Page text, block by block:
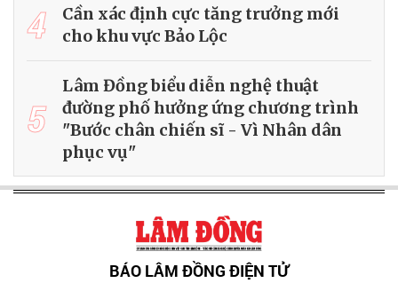
4
Cần xác định cực tăng trưởng mới
cho khu vực Bảo Lộc
5
Lâm Đồng biểu diễn nghệ thuật
đường phố hưởng ứng chương trình
"Bước chân chiến sĩ - Vì Nhân dân
phục vụ"
BÁO LÂM ĐỒNG ĐIỆN TỬ